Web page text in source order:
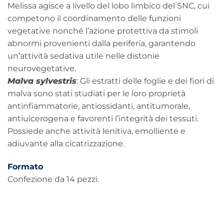
Melissa agisce a livello del lobo limbico del SNC, cui
competono il coordinamento delle funzioni
vegetative nonché l’azione protettiva da stimoli
abnormi provenienti dalla periferia, garantendo
un’attività sedativa utile nelle distonie
neurovegetative.
Malva sylvestris: Gli estratti delle foglie e dei fiori di
malva sono stati studiati per le loro proprietà
antinfiammatorie, antiossidanti, antitumorale,
antiulcerogena e favorenti l’integrità dei tessuti.
Possiede anche attività lenitiva, emolliente e
adiuvante alla cicatrizzazione.
Formato
Confezione da 14 pezzi.